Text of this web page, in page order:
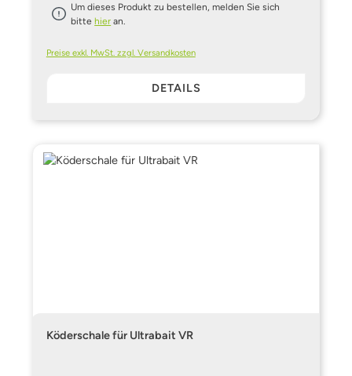
Um dieses Produkt zu bestellen, melden Sie sich
bittehier an.
Preise exkl. MwSt. zzgl. Versandkosten
DETAILS
Köderschale für Ultrabait VR